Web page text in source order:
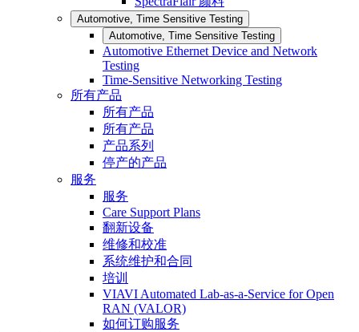
Automotive, Time Sensitive Testing
Automotive, Time Sensitive Testing
Automotive Ethernet Device and Network
Testing
Time-Sensitive Networking Testing
所有产品
所有产品
所有产品
产品系列
停产的产品
服务
服务
Care Support Plans
翻新设备
维修和校准
系统维护和合同
培训
VIAVI Automated Lab-as-a-Service for Open
RAN (VALOR)
如何订购服务